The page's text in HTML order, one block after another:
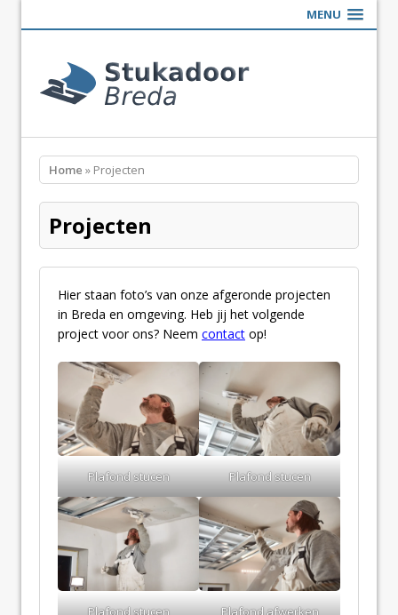
MENU
Home » Projecten
Projecten
Hier staan foto’s van onze afgeronde projecten
in Breda en omgeving. Heb jij het volgende
project voor ons? Neem contact op!
Plafond stucen Plafond stucen
Plafond stucen Plafond afwerken